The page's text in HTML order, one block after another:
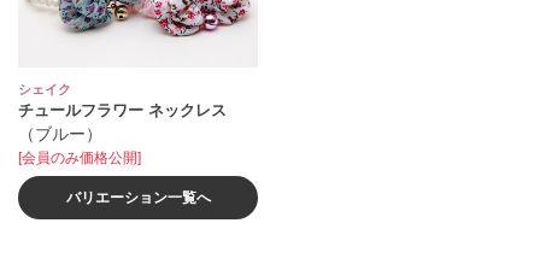
シェイク
チュールフラワー ネックレス
（ブルー）
[会員のみ価格公開]
バリエーション一覧へ